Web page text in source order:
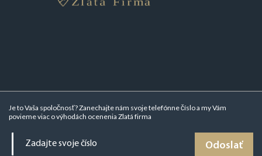
Je to Vaša spoločnosť? Zanechajte nám svoje telefónne číslo a my Vám
povieme viac ovýhodách ocenenia Zlatá firma
Odoslať